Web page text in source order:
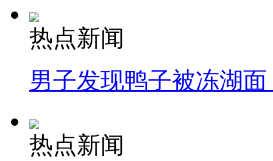
热点新闻
男子发现鸭子被冻湖
热点新闻